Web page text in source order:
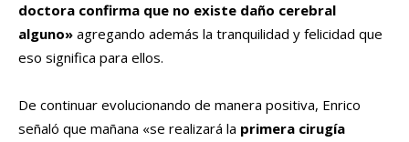
doctora confirma que no existe daño cerebral
alguno» agregando además la tranquilidad y felicidad que
eso significa para ellos.
De continuar evolucionando de manera positiva, Enrico
señaló que mañana «se realizará la primera cirugía